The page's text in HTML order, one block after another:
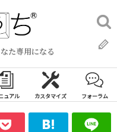
た専用になる
検
索:
ュアル カスタマイズ フォーラム